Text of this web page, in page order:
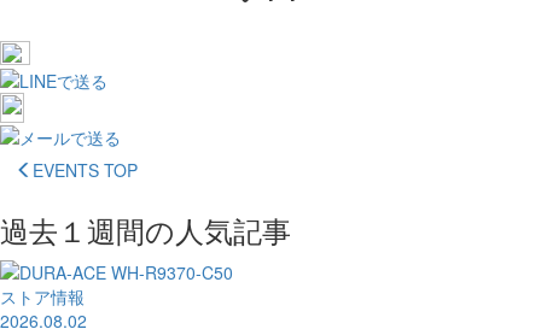
EVENTS TOP
過去１週間の人気記事
ストア情報
2026.08.02